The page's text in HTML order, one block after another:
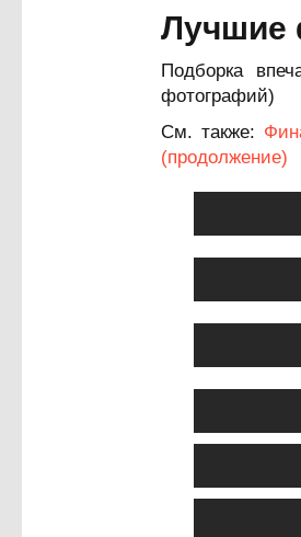
Лучшие
Подборка
фотографий)
См. также:
(продолжение)